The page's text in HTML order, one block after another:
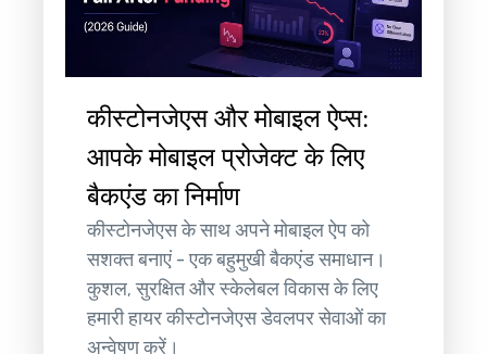
कीस्टोनजेएस और मोबाइल ऐप्स:
आपके मोबाइल प्रोजेक्ट के लिए
बैकएंड का निर्माण
कीस्टोनजेएस के साथ अपने मोबाइल ऐप को
सशक्त बनाएं - एक बहुमुखी बैकएंड समाधान।
कुशल, सुरक्षित और स्केलेबल विकास के लिए
हमारी हायर कीस्टोनजेएस डेवलपर सेवाओं का
अन्वेषण करें।